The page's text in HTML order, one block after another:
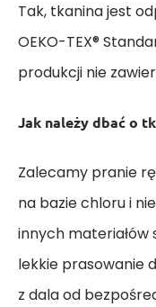
Tak, tkanina jest
OEKO-TEX®
produkcji nie
Jak należy dbać o
Zalecamy pranie
na bazie chloru i
innych
lekkie prasowanie
z dala od